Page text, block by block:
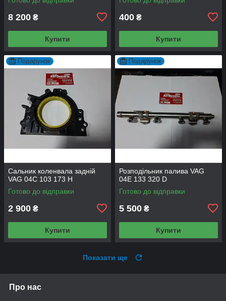
8 200 ₴
Купити
400 ₴
Купити
Подарунок
Сальник коленвала задній
VAG 04C 103 173 H
Готово до відправки
2 900 ₴
Купити
Подарунок
Розподільник палива VAG
04E 133 320 D
Готово до відправки
5 500 ₴
Купити
Показати ще
Про нас